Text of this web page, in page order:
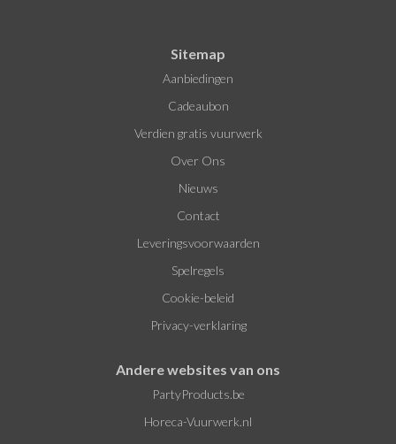
Sitemap
Aanbiedingen
Cadeaubon
Verdien gratis vuurwerk
Over Ons
Nieuws
Contact
Leveringsvoorwaarden
Spelregels
Cookie-beleid
Privacy-verklaring
Andere websites van ons
PartyProducts.be
Horeca-Vuurwerk.nl